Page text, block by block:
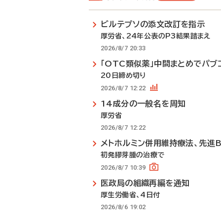
ビルテプソの添文改訂を指示
厚労省、24年公表のP3結果踏まえ
2026/8/7 20:33
「OTC類似薬」中間まとめでパブ
20日締め切り
2026/8/7 12:22
14成分の一般名を周知
厚労省
2026/8/7 12:22
メトホルミン併用維持療法、先進
初発膠芽腫の治療で
2026/8/7 10:39
医政局の組織再編を通知
厚生労働省、4日付
2026/8/6 19:02